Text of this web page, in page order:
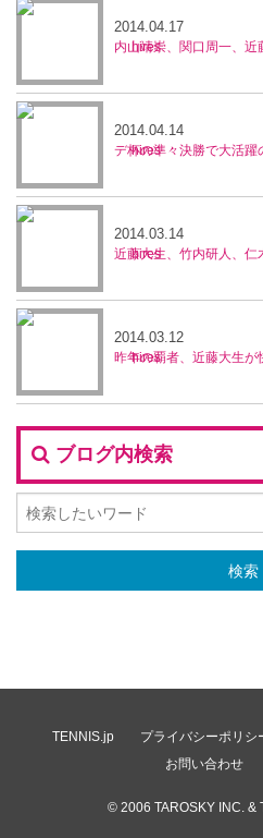
内山靖崇、関口周一、近藤大
2014.04.17
デ杯の準々決勝で大活躍のコリッチが準優勝
2014.04.14
近藤大生、竹内研人、仁木拓
2014.03.14
昨年の覇者、近藤大生が快
2014.03.12
ブログ内検索
TENNIS.jp プライバシーポリシ
お問い合わせ
© 2006 TAROSKY INC. &